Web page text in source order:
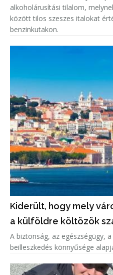
alkoholárusítási tilalom,
között tilos szeszes italokat
benzinkutakon.
Kiderült, hogy mely
a külföldre költözök
A biztonság, az egészségügy,
beilleszkedés könnyűsége